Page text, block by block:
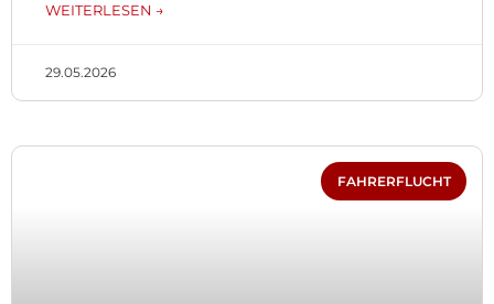
WEITERLESEN →
29.05.2026
FAHRERFLUCHT